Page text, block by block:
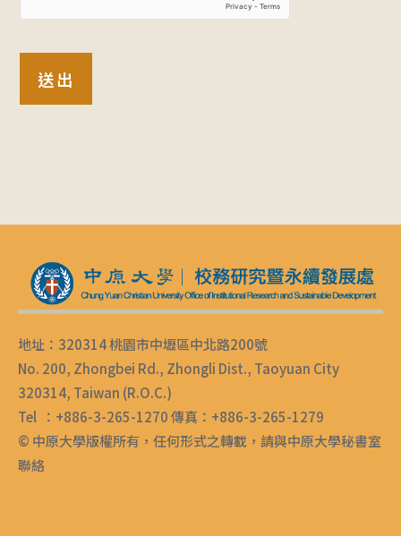
送出
地址：320314 桃園市中壢區中北路200號
No. 200, Zhongbei Rd., Zhongli Dist., Taoyuan City
320314, Taiwan (R.O.C.)
Tel ：+886-3-265-1270 傳真：+886-3-265-1279
© 中原大學版權所有，任何形式之轉載，請與中原大學秘書室
聯絡